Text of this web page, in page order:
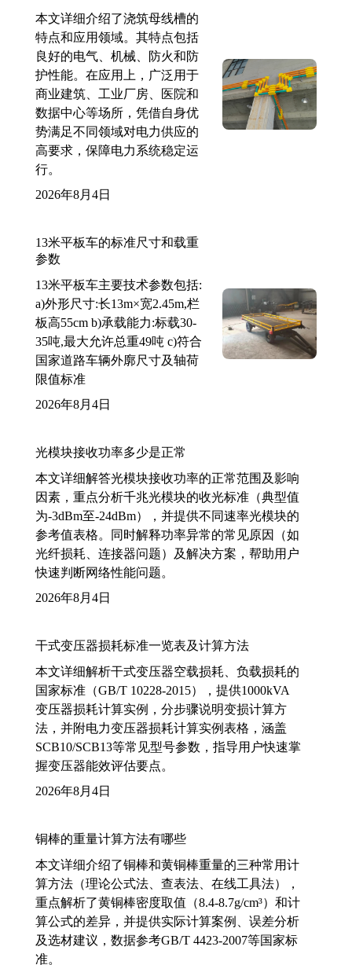
本文详细介绍了浇筑母线槽的
特点和应用领域。其特点包括
良好的电气、机械、防火和防
护性能。在应用上，广泛用于
商业建筑、工业厂房、医院和
数据中心等场所，凭借自身优
势满足不同领域对电力供应的
高要求，保障电力系统稳定运
行。
2026年8月4日
13米平板车的标准尺寸和载重
参数
13米平板车主要技术参数包括:
a)外形尺寸:长13m×宽2.45m,栏
板高55cm b)承载能力:标载30-
35吨,最大允许总重49吨 c)符合
国家道路车辆外廓尺寸及轴荷
限值标准
2026年8月4日
光模块接收功率多少是正常
本文详细解答光模块接收功率的正常范围及影响
因素，重点分析千兆光模块的收光标准（典型值
为-3dBm至-24dBm），并提供不同速率光模块的
参考值表格。同时解释功率异常的常见原因（如
光纤损耗、连接器问题）及解决方案，帮助用户
快速判断网络性能问题。
2026年8月4日
干式变压器损耗标准一览表及计算方法
本文详细解析干式变压器空载损耗、负载损耗的
国家标准（GB/T 10228-2015），提供1000kVA
变压器损耗计算实例，分步骤说明变损计算方
法，并附电力变压器损耗计算实例表格，涵盖
SCB10/SCB13等常见型号参数，指导用户快速掌
握变压器能效评估要点。
2026年8月4日
铜棒的重量计算方法有哪些
本文详细介绍了铜棒和黄铜棒重量的三种常用计
算方法（理论公式法、查表法、在线工具法），
重点解析了黄铜棒密度取值（8.4-8.7g/cm³）和计
算公式的差异，并提供实际计算案例、误差分析
及选材建议，数据参考GB/T 4423-2007等国家标
准。